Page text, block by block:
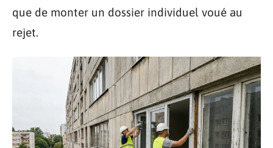
que de monter un dossier individuel voué au
rejet.